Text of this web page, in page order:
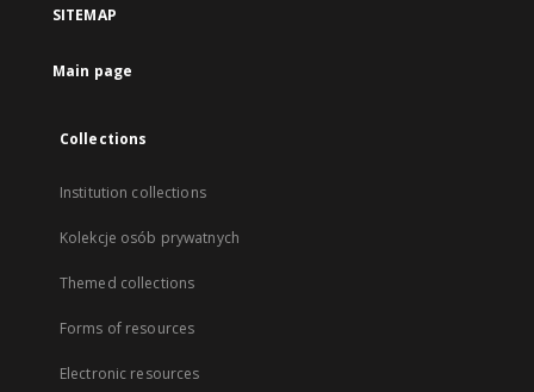
SITEMAP
Main page
Collections
Institution collections
Kolekcje osób prywatnych
Themed collections
Forms of resources
Electronic resources